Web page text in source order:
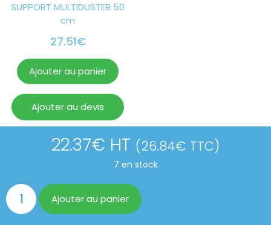
SUPPORT MULTIDUSTER 50
cm
27.51€
Ajouter au panier
Ajouter au devis
22.37€ HT (26.84€ TTC)
7 en stock
Ajouter au panier